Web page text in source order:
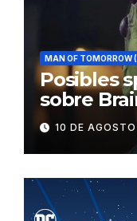
MAN OF TOMORROW
Posibles
sobre
10 DE